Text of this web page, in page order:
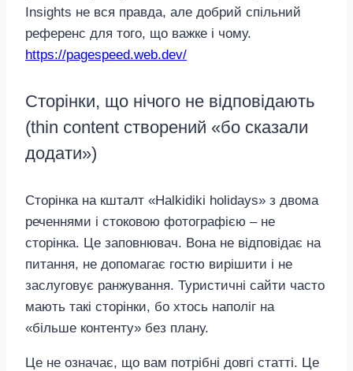
Insights не вся правда, але добрий спільний
референс для того, що важке і чому.
https://pagespeed.web.dev/
Сторінки, що нічого не відповідають
(thin content створений «бо сказали
додати»)
Сторінка на кшталт «Halkidiki holidays» з двома
реченнями і стоковою фотографією – не
сторінка. Це заповнювач. Вона не відповідає на
питання, не допомагає гостю вирішити і не
заслуговує ранжування. Туристичні сайти часто
мають такі сторінки, бо хтось наполіг на
«більше контенту» без плану.
Це не означає, що вам потрібні довгі статті. Це